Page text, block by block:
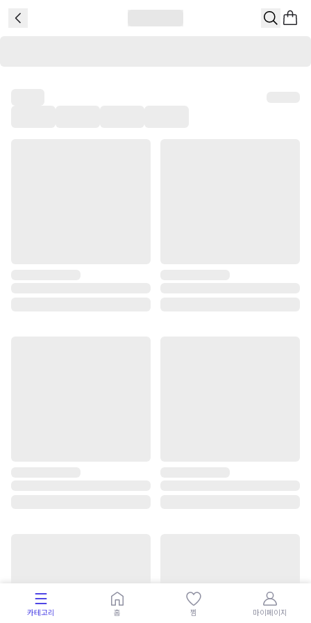
카테고리 홈 찜 마이페이지